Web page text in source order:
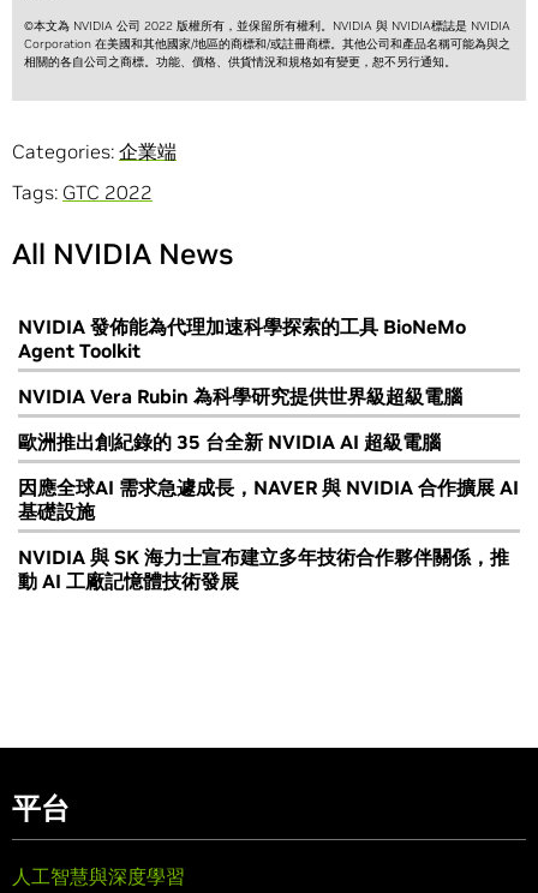
©本文為 NVIDIA 公司 2022 版權所有，並保留所有權利。NVIDIA 與 NVIDIA標誌是 NVIDIA
Corporation 在美國和其他國家/地區的商標和/或註冊商標。其他公司和產品名稱可能為與之
相關的各自公司之商標。功能、價格、供貨情況和規格如有變更，恕不另行通知。
Categories: 企業端
Tags: GTC 2022
All NVIDIA News
NVIDIA 發佈能為代理加速科學探索的工具 BioNeMo
Agent Toolkit
NVIDIA Vera Rubin 為科學研究提供世界級超級電腦
歐洲推出創紀錄的 35 台全新 NVIDIA AI 超級電腦
因應全球AI 需求急遽成長，NAVER 與 NVIDIA 合作擴展 AI
基礎設施
NVIDIA 與 SK 海力士宣布建立多年技術合作夥伴關係，推
動 AI 工廠記憶體技術發展
平台
人工智慧與深度學習